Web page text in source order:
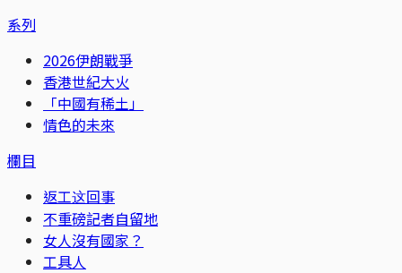
系列
2026伊朗戰爭
香港世紀大火
「中國有稀土」
情色的未來
欄目
返工这回事
不重磅記者自留地
女人沒有國家？
工具人